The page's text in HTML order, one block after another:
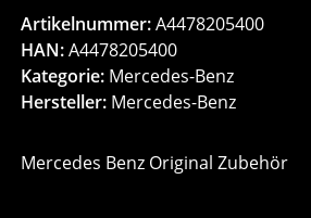
Artikelnummer:A4478205400
HAN:A4478205400
Kategorie: Mercedes-Benz
Hersteller: Mercedes-Benz
Mercedes Benz Original Zubehör